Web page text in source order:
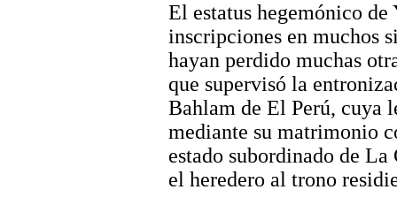
El estatus hegemónico de
inscripciones en muchos
hayan perdido muchas
que supervisó la
Bahlam de El Perú, cuya
mediante su matrimonio
estado subordinado de
el heredero al trono